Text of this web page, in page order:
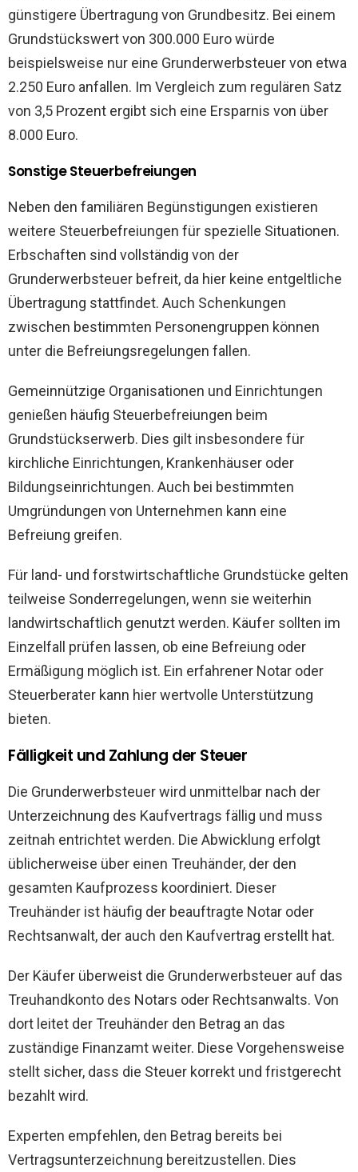
günstigere Übertragung von Grundbesitz. Bei einem
Grundstückswert von 300.000 Euro würde
beispielsweise nur eine Grunderwerbsteuer von etwa
2.250 Euro anfallen. Im Vergleich zum regulären Satz
von 3,5 Prozent ergibt sich eine Ersparnis von über
8.000 Euro.
Sonstige Steuerbefreiungen
Neben den familiären Begünstigungen existieren
weitere Steuerbefreiungen für spezielle Situationen.
Erbschaften sind vollständig von der
Grunderwerbsteuer befreit, da hier keine entgeltliche
Übertragung stattfindet. Auch Schenkungen
zwischen bestimmten Personengruppen können
unter die Befreiungsregelungen fallen.
Gemeinnützige Organisationen und Einrichtungen
genießen häufig Steuerbefreiungen beim
Grundstückserwerb. Dies gilt insbesondere für
kirchliche Einrichtungen, Krankenhäuser oder
Bildungseinrichtungen. Auch bei bestimmten
Umgründungen von Unternehmen kann eine
Befreiung greifen.
Für land- und forstwirtschaftliche Grundstücke gelten
teilweise Sonderregelungen, wenn sie weiterhin
landwirtschaftlich genutzt werden. Käufer sollten im
Einzelfall prüfen lassen, ob eine Befreiung oder
Ermäßigung möglich ist. Ein erfahrener Notar oder
Steuerberater kann hier wertvolle Unterstützung
bieten.
Fälligkeit und Zahlung der Steuer
Die Grunderwerbsteuer wird unmittelbar nach der
Unterzeichnung des Kaufvertrags fällig und muss
zeitnah entrichtet werden. Die Abwicklung erfolgt
üblicherweise über einen Treuhänder, der den
gesamten Kaufprozess koordiniert. Dieser
Treuhänder ist häufig der beauftragte Notar oder
Rechtsanwalt, der auch den Kaufvertrag erstellt hat.
Der Käufer überweist die Grunderwerbsteuer auf das
Treuhandkonto des Notars oder Rechtsanwalts. Von
dort leitet der Treuhänder den Betrag an das
zuständige Finanzamt weiter. Diese Vorgehensweise
stellt sicher, dass die Steuer korrekt und fristgerecht
bezahlt wird.
Experten empfehlen, den Betrag bereits bei
Vertragsunterzeichnung bereitzustellen. Dies